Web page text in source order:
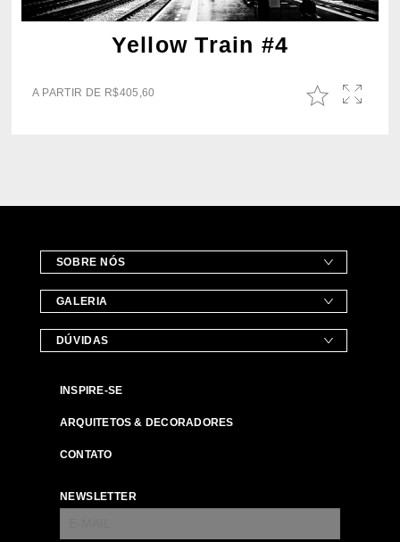
Yellow Train #4
A PARTIR DE R$405,60
SOBRE NÓS
GALERIA
DÚVIDAS
INSPIRE-SE
ARQUITETOS & DECORADORES
CONTATO
NEWSLETTER